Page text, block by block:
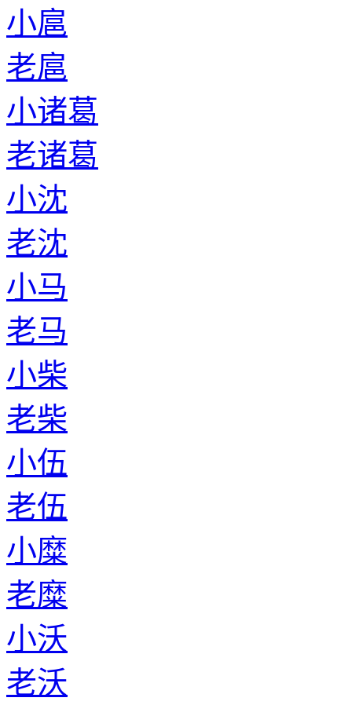
小扈
老扈
小诸葛
老诸葛
小沈
老沈
小马
老马
小柴
老柴
小伍
老伍
小糜
老糜
小沃
老沃